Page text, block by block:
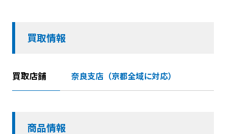
買取情報
買取店舗 奈良支店（京都全域に対応）
商品情報